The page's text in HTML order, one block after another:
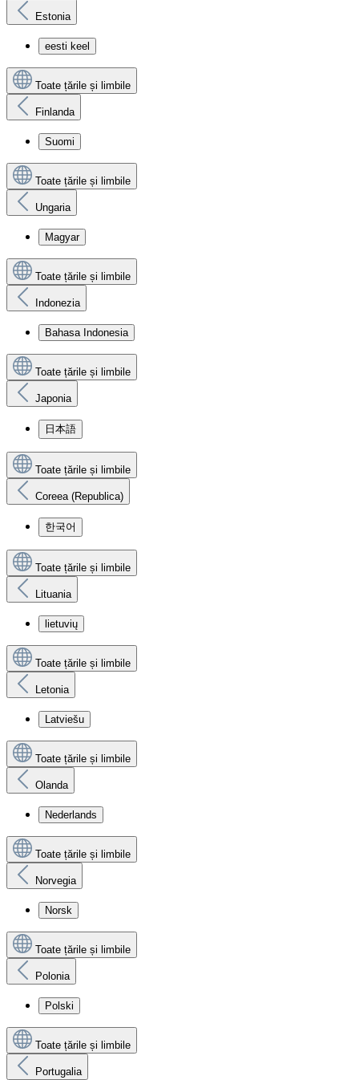
Estonia
eesti keel
Toate țările și limbile
Finlanda
Suomi
Toate țările și limbile
Ungaria
Magyar
Toate țările și limbile
Indonezia
Bahasa Indonesia
Toate țările și limbile
Japonia
日本語
Toate țările și limbile
Coreea (Republica)
한국어
Toate țările și limbile
Lituania
lietuvių
Toate țările și limbile
Letonia
Latviešu
Toate țările și limbile
Olanda
Nederlands
Toate țările și limbile
Norvegia
Norsk
Toate țările și limbile
Polonia
Polski
Toate țările și limbile
Portugalia